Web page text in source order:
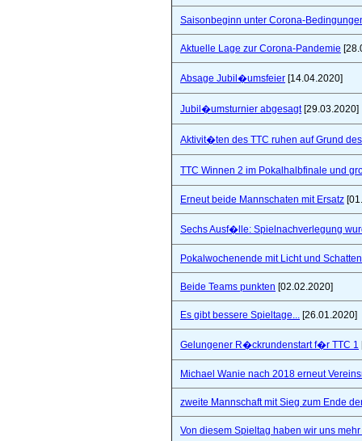
Saisonbeginn unter Corona-
Aktuelle Lage zur Corona-Pandemie
Absage Jubil�umsfeier [14.04.2020]
Jubil�umsturnier abgesagt[29.03.2020]
Aktivit�ten des TTC ruhen auf Grund
TTC Winnen 2 im Pokalhalbfinale und
Erneut beide Mannschaten mit Ersatz
Sechs Ausf�lle: Spielnachverlegung
Pokalwochenende mit Licht und
Beide Teams punkten [02.02.2020]
Es gibt bessere Spieltage... [26.01.2020]
Gelungener R�ckrundenstart f�r TTC 1
Michael Wanie nach 2018 erneut
zweite Mannschaft mit Sieg zum Ende
Von diesem Spieltag haben wir uns mehr